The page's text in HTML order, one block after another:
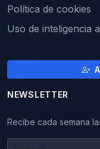
Política de cookies
Uso de inteligencia
NEWSLETTER
Recibe cada semana